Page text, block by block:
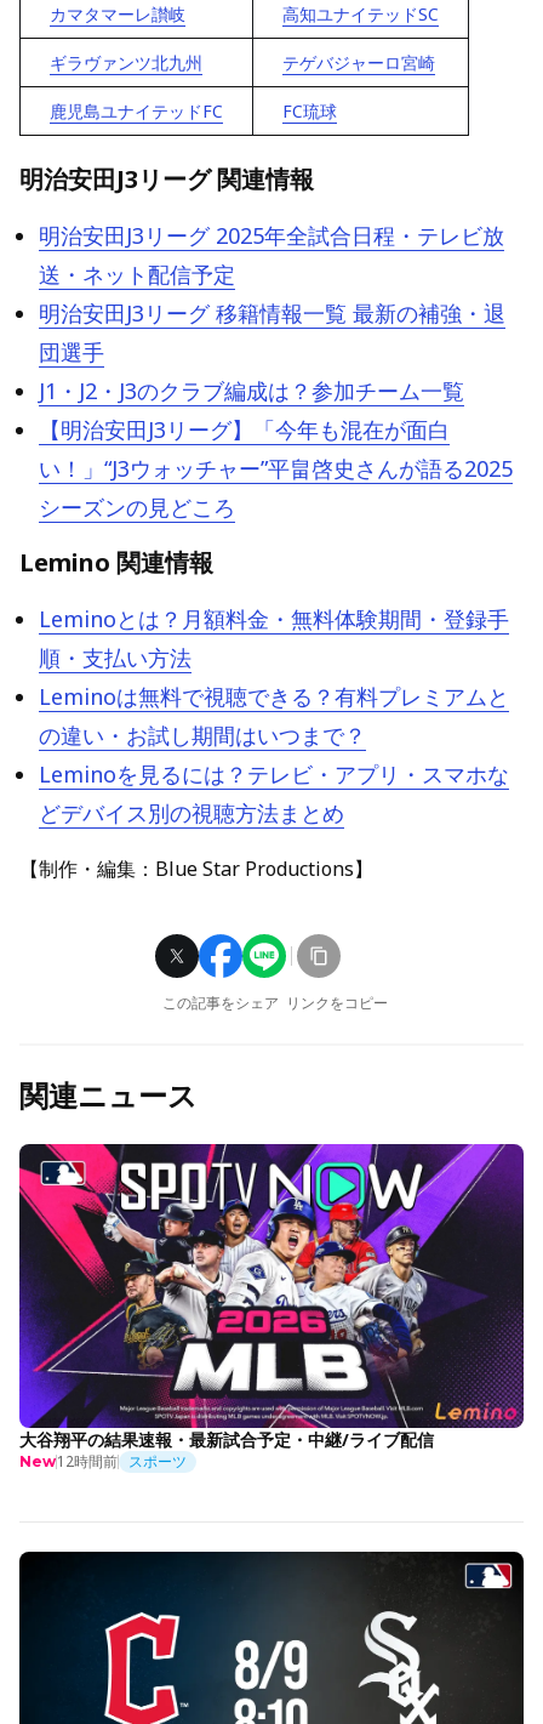
カマタマーレ讃岐 高知ユナイテッドSC
ギラヴァンツ北九州 テゲバジャーロ宮崎
鹿児島ユナイテッドFC FC琉球
明治安田J3リーグ 関連情報
明治安田J3リーグ 2025年全試合日程・テレビ放
送・ネット配信予定
明治安田J3リーグ 移籍情報一覧 最新の補強・退
団選手
J1・J2・J3のクラブ編成は？参加チーム一覧
【明治安田J3リーグ】「今年も混在が面白
い！」“J3ウォッチャー”平畠啓史さんが語る2025
シーズンの見どころ
Lemino 関連情報
Leminoとは？月額料金・無料体験期間・登録手
順・支払い方法
Leminoは無料で視聴できる？有料プレミアムと
の違い・お試し期間はいつまで？
Leminoを見るには？テレビ・アプリ・スマホな
どデバイス別の視聴方法まとめ
【制作・編集：Blue Star Productions】
この記事をシェア リンクをコピー
関連ニュース
大谷翔平の結果速報・最新試合予定・中継/ライブ配信
New12時間前 スポーツ